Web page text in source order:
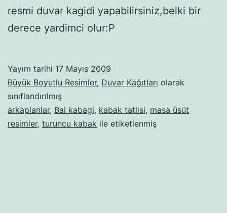
resmi duvar kagidi yapabilirsiniz,belki bir
derece yardimci olur:P
Yayım tarihi 17 Mayıs 2009
Büyük Boyutlu Resimler, Duvar Kağıtları olarak
sınıflandırılmış
arkaplanlar, Bal kabagi, kabak tatlisi, masa üsüt
resimler, turuncu kabak ile etiketlenmiş